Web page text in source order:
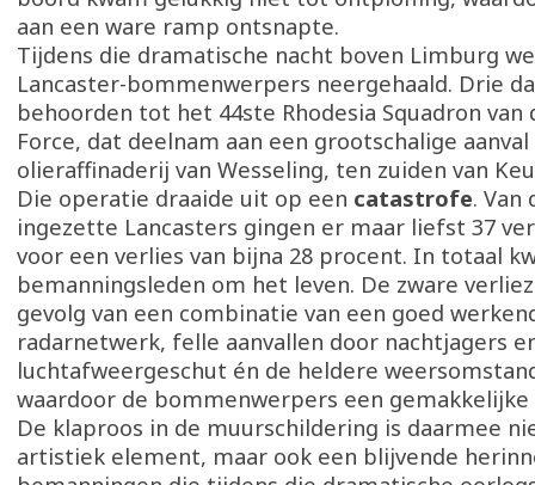
aan een ware ramp ontsnapte.
Tijdens die dramatische nacht boven Limburg
Lancaster-bommenwerpers neergehaald. Drie
behoorden tot het 44ste Rhodesia Squadron van
Force, dat deelnam aan een grootschalige
olieraffinaderij van Wesseling, ten zuiden van
Die operatie draaide uit op een catastrofe. Van
ingezette Lancasters gingen er maar liefst 37
voor een verlies van bijna 28 procent. In totaal
bemanningsleden om het leven. De zware
gevolg van een combinatie van een goed
radarnetwerk, felle aanvallen door nachtjagers
luchtafweergeschut én de heldere
waardoor de bommenwerpers een
De klaproos in de muurschildering is daarmee
artistiek element, maar ook een blijvende